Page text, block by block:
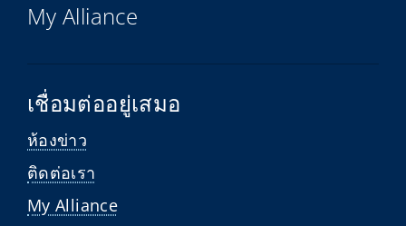
My Alliance
เชื่อมต่ออยู่เสมอ
ห้องข่าว
ติดต่อเรา
My Alliance